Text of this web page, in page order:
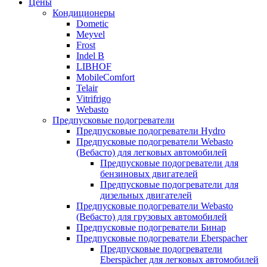
Цены
Кондиционеры
Dometic
Meyvel
Frost
Indel B
LIBHOF
MobileComfort
Telair
Vitrifrigo
Webasto
Предпусковые подогреватели
Предпусковые подогреватели Hydro
Предпусковые подогреватели Webasto
(Вебасто) для легковых автомобилей
Предпусковые подогреватели для
бензиновых двигателей
Предпусковые подогреватели для
дизельных двигателей
Предпусковые подогреватели Webasto
(Вебасто) для грузовых автомобилей
Предпусковые подогреватели Бинар
Предпусковые подогреватели Eberspacher
Предпусковые подогреватели
Eberspächer для легковых автомобилей